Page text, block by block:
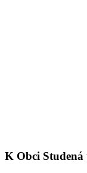
K Obci Studená